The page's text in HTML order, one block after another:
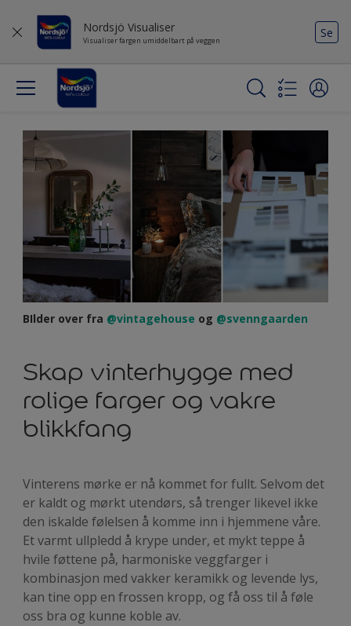
Nordsjö Visualiser
Visualiser fargen umiddelbart på veggen
Se
BIlder over fra @vintagehouse og @svenngaarden
Skap vinterhygge med
rolige farger og vakre
blikkfang
Vinterens mørke er nå kommet for fullt. Selvom det
er kaldt og mørkt utendørs, så trenger likevel ikke
den iskalde følelsen å komme inn i hjemmene våre.
Et varmt ullpledd å krype under, et mykt teppe å
hvile føttene på, harmoniske veggfarger i
kombinasjon med vakker keramikk og levende lys,
kan tine opp en frossen kropp, og få oss til å føle
oss bra og kunne koble av.